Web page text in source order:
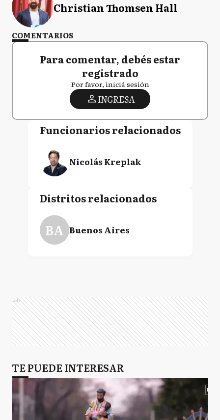
Christian Thomsen Hall
COMENTARIOS
Para comentar, debés estar
registrado
Por favor, iniciá sesión
INGRESA
Funcionarios relacionados
Nicolás Kreplak
Distritos relacionados
BA Buenos Aires
Ads
TE PUEDE INTERESAR